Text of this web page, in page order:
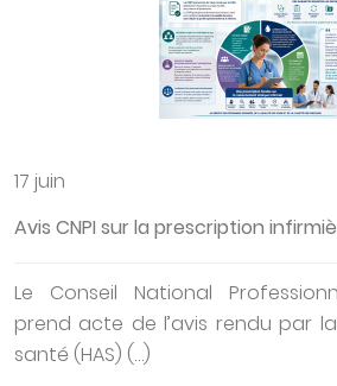
17 juin
Avis CNPI sur la prescription
Le Conseil National
prend acte de l’avis rendu par
santé (HAS) (…)